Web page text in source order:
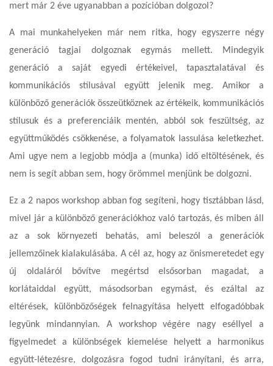
mert már 2 éve ugyanabban a pozícióban dolgozol?
A mai munkahelyeken már nem ritka, hogy egyszerre négy
generáció tagjai dolgoznak egymás mellett. Mindegyik
generáció a saját egyedi értékeivel, tapasztalatával és
kommunikációs stílusával együtt jelenik meg.
Amikor a
különböző generációk összeütköznek az értékeik, kommunikációs
stílusuk és a preferenciáik mentén, abból sok feszültség, az
együttműködés csökkenése, a folyamatok lassulása keletkezhet.
Ami ugye nem a legjobb módja a (munka) idő eltöltésének, és
nem is segít abban sem, hogy örömmel menjünk be dolgozni.
Ez a 2 napos workshop abban fog segíteni, hogy tisztábban lásd,
mivel jár a különböző generációkhoz való tartozás, és miben áll
az a sok környezeti behatás, ami beleszól a generációk
jellemzőinek kialakulásába. A cél az, hogy az önismeretedet egy
új oldaláról bővítve megértsd elsősorban magadat, a
korlátaiddal együtt, másodsorban egymást, és ezáltal az
eltérések, különbözőségek felnagyítása helyett elfogadóbbak
legyünk mindannyian.
A workshop végére nagy eséllyel a
figyelmedet a különbségek kiemelése helyett a harmonikus
együtt-létezésre, dolgozásra fogod tudni irányítani, és arra,